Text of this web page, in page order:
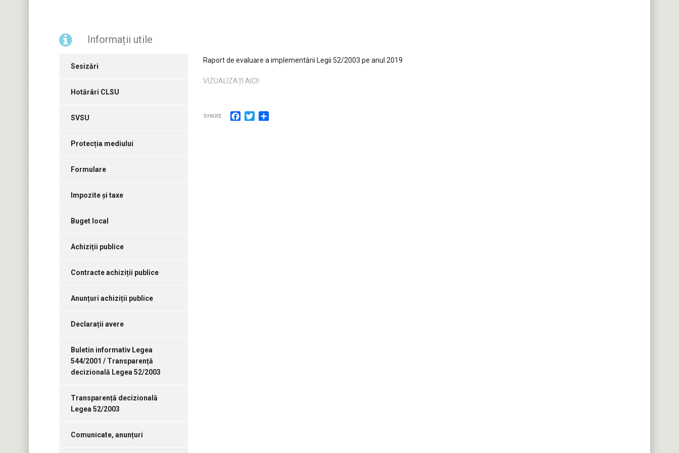
Raport de evaluare a implementării Legii 52/2003 pe anul 2019
VIZUALIZAȚI AICI!
SHARE Facebook
Twitter
Informații utile
Sesizări
Hotărâri CLSU
SVSU
Protecția mediului
Formulare
Impozite și taxe
Buget local
Achiziții publice
Contracte achiziții publice
Anunțuri achiziții publice
Declarații avere
Buletin informativ Legea
544/2001 / Transparență
decizională Legea 52/2003
Transparență decizională
Legea 52/2003
Comunicate, anunțuri